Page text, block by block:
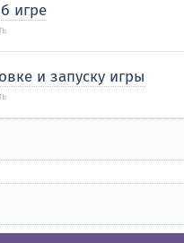
игре
и запуску игры